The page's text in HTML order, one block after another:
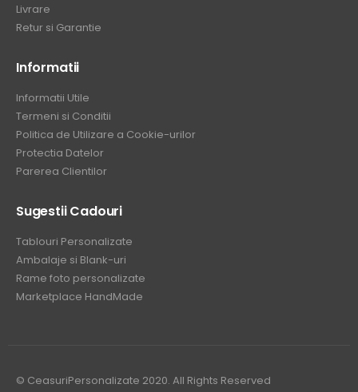
Livrare
Retur si Garantie
Informatii
Informatii Utile
Termeni si Conditii
Politica de Utilizare a Cookie-urilor
Protectia Datelor
Parerea Clientilor
Sugestii Cadouri
Tablouri Personalizate
Ambalaje si Blank-uri
Rame foto personalizate
Marketplace HandMade
© CeasuriPersonalizate 2020. All Rights Reserved